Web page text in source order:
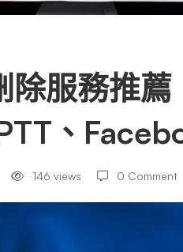
除服務推
、
146 views 0 Comment